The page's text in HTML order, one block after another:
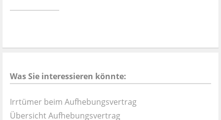
News
Impressum
Datenschutz
Was Sie interessieren könnte:
Irrtümer beim Aufhebungsvertrag
Übersicht Aufhebungsvertrag